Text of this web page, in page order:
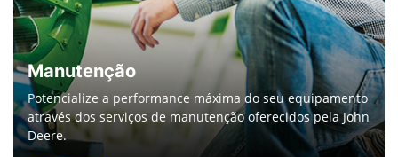
Manutenção
Potencialize a performance máxima do seu equipamento
através dos serviços de manutenção oferecidos pela John
Deere.